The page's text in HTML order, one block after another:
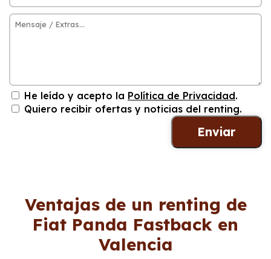
He leído y acepto la Política de Privacidad.
Quiero recibir ofertas y noticias del renting.
Ventajas de un renting de
Fiat Panda Fastback en
Valencia